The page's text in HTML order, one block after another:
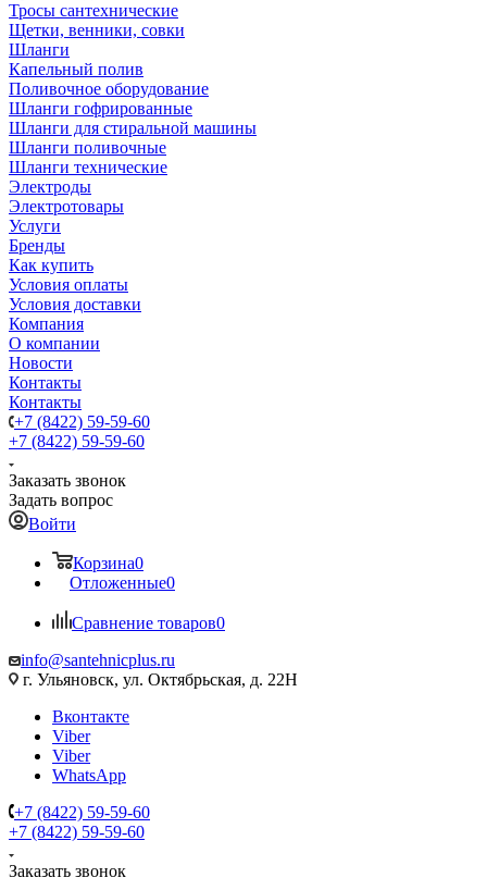
Тросы сантехнические
Щетки, венники, совки
Шланги
Капельный полив
Поливочное оборудование
Шланги гофрированные
Шланги для стиральной машины
Шланги поливочные
Шланги технические
Электроды
Электротовары
Услуги
Бренды
Как купить
Условия оплаты
Условия доставки
Компания
О компании
Новости
Контакты
Контакты
+7 (8422) 59-59-60
+7 (8422) 59-59-60
Заказать звонок
Задать вопрос
Войти
Корзина0
Отложенные0
Сравнение товаров0
info@santehnicplus.ru
г. Ульяновск, ул. Октябрьская, д. 22Н
Вконтакте
Viber
Viber
WhatsApp
+7 (8422) 59-59-60
+7 (8422) 59-59-60
Заказать звонок